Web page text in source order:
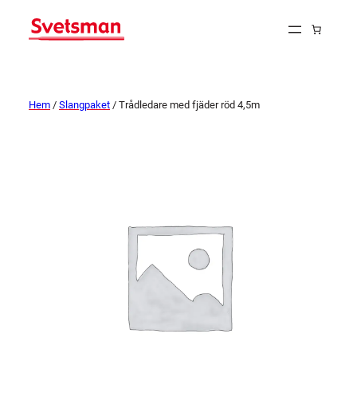
Hem / Slangpaket / Trådledare med fjäder röd 4,5m